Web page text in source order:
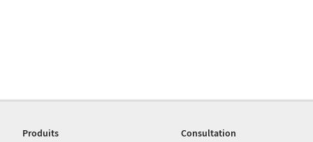
Produits
Consultation